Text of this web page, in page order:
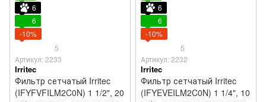
6
6
-10%
5
Артикул: 2233
Irritec
Фильтр сетчатый Irritec
(IFYFVFILM2C0N) 1 1/2", 20
6
6
-10%
5
Артикул: 2232
Irritec
Фильтр сетчатый Irritec
(IFYEVEILM2C0N) 1 1/4", 10